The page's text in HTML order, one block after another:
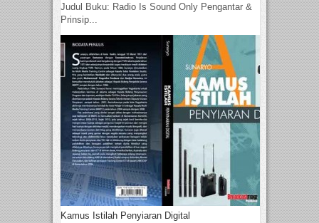
Judul Buku: Radio Is Sound Only Pengantar &
Prinsip...
Kamus Istilah Penyiaran Digital